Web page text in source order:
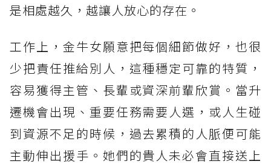
是相處越久，越讓人放心的存在。
工作上，金牛女願意把每個細節做好，也很
少把責任推給別人，這種穩定可靠的特質，
容易獲得主管、長輩或資深前輩欣賞。當升
遷機會出現、重要任務需要人選，或人生碰
到資源不足的時候，過去累積的人脈便可能
主動伸出援手。她們的貴人未必會直接送上